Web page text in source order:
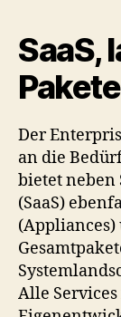
SaaS,
Pakete
Der
an die
bietet neben
(SaaS)
Alle